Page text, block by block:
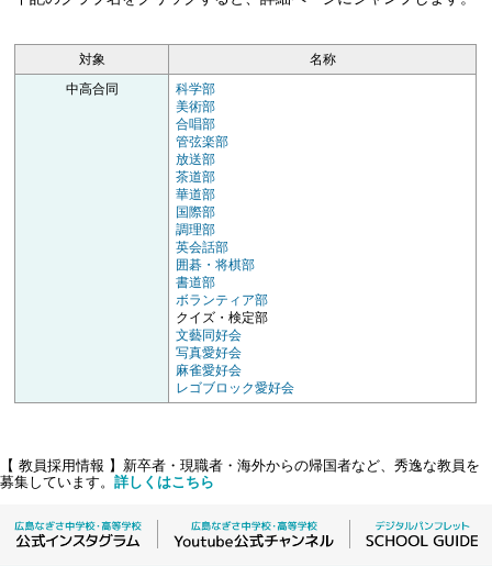
対象 名称
中高合同
科学部
美術部
合唱部
管弦楽部
放送部
茶道部
華道部
国際部
調理部
英会話部
囲碁・将棋部
書道部
ボランティア部
クイズ・検定部
文藝同好会
写真愛好会
麻雀愛好会
レゴブロック愛好会
【 教員採用情報 】新卒者・現職者・海外からの帰国者など、秀逸な教員を
募集しています。 詳しくはこちら